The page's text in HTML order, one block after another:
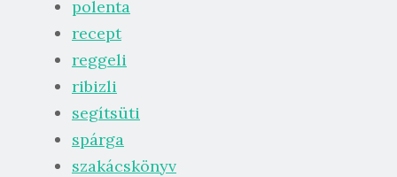
polenta
recept
reggeli
ribizli
segítsüti
spárga
szakácskönyv